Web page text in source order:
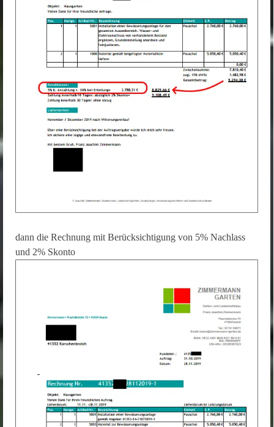
dann die Rechnung mit Berücksichtigung von 5% Nachlass
und 2% Skonto